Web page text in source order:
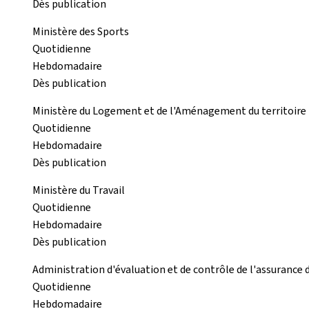
Dès publication
Ministère des Sports
Quotidienne
Hebdomadaire
Dès publication
Ministère du Logement et de l'Aménagement du territoire
Quotidienne
Hebdomadaire
Dès publication
Ministère du Travail
Quotidienne
Hebdomadaire
Dès publication
Administration d'évaluation et de contrôle de l'assurance
Quotidienne
Hebdomadaire